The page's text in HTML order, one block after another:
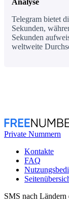
Telegram bietet
Sekunden,
Sekunden
weltweite
Private Nummern
Kontakte
FAQ
SMS nach Ländern